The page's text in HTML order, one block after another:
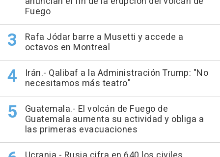
Fuego
Rafa Jódar barre a Musetti y accede a
octavos en Montreal
Irán.- Qalibaf a la Administración Trump: "No
necesitamos más teatro"
Guatemala.- El volcán de Fuego de
Guatemala aumenta su actividad y obliga a
las primeras evacuaciones